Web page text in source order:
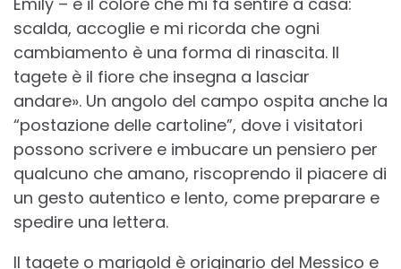
scalda, accoglie e mi ricorda che ogni
cambiamento è una forma di rinascita. Il
tagete è il fiore che insegna a lasciar
andare». Un angolo del campo ospita anche la
“postazione delle cartoline”, dove i visitatori
possono scrivere e imbucare un pensiero per
qualcuno che amano, riscoprendo il piacere di
un gesto autentico e lento, come preparare e
spedire una lettera.
Il tagete o marigold è originario del Messico e